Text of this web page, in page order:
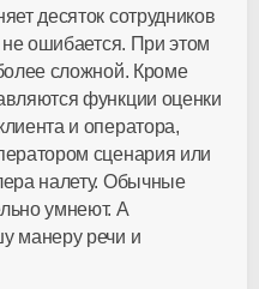
десяток сотрудников
ошибается. При этом
сложной. Кроме
функции оценки
и оператора,
сценария или
налету. Обычные
умнеют. А
манеру речи и